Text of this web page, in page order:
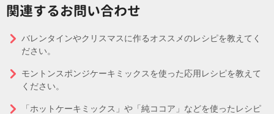
関連するお問い合わせ
バレンタインやクリスマスに作るオススメのレシピを教えてく
ださい。
モントンスポンジケーキミックスを使った応用レシピを教えて
ください。
「ホットケーキミックス」や「純ココア」などを使ったレシピ